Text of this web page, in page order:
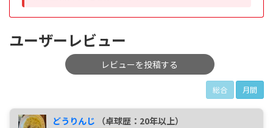
ユーザーレビュー
レビューを投稿する
総合 月間
どうりんじ （卓球歴：20年以上）